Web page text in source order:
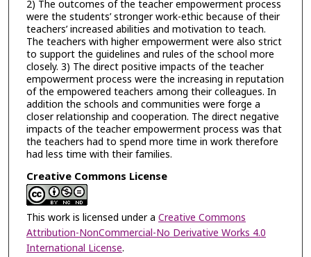
2) The outcomes of the teacher empowerment process
were the students’ stronger work-ethic because of their
teachers’ increased abilities and motivation to teach.
The teachers with higher empowerment were also strict
to support the guidelines and rules of the school more
closely. 3) The direct positive impacts of the teacher
empowerment process were the increasing in reputation
of the empowered teachers among their colleagues. In
addition the schools and communities were forge a
closer relationship and cooperation. The direct negative
impacts of the teacher empowerment process was that
the teachers had to spend more time in work therefore
had less time with their families.
Creative Commons License
This work is licensed under a Creative Commons
Attribution-NonCommercial-No Derivative Works 4.0
International License.